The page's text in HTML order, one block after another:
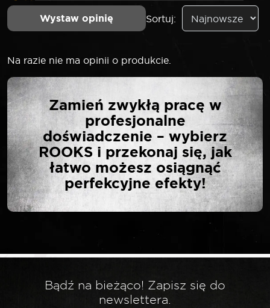
Wystaw opinię Sortuj:
Na razie nie ma opinii o produkcie.
NAPISZ PIERWSZĄ
OPINIĘ O „ROOKS
ADAPTER GÓRNY M14 X
1,5 M14 X 1,5 DO
WTRYSKIWACZA PIEZO
Z ZESTAWU OK-05.0001
DO FIATA DUCATO”
Wymagane pola są oznaczone*
Twoja ocena*
Zamień zwykłą pracę w
profesjonalne
doświadczenie – wybierz
ROOKS i przekonaj się, jak
łatwo możesz osiągnąć
perfekcyjne efekty!
Bądź na bieżąco! Zapisz się do
newslettera.